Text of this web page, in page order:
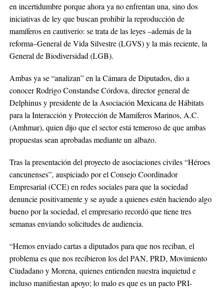
en incertidumbre porque ahora ya no enfrentan una, sino dos
iniciativas de ley que buscan prohibir la reproducción de
mamíferos en cautiverio: se trata de las leyes –además de la
reforma–General de Vida Silvestre (LGVS) y la más reciente, la
General de Biodiversidad (LGB).
Ambas ya se “analizan” en la Cámara de Diputados, dio a
conocer Rodrigo Constandse Córdova, director general de
Delphinus y presidente de la Asociación Mexicana de Hábitats
para la Interacción y Protección de Mamíferos Marinos, A.C.
(Amhmar), quien dijo que el sector está temeroso de que ambas
propuestas sean aprobadas mediante un albazo.
Tras la presentación del proyecto de asociaciones civiles “Héroes
cancunenses”, auspiciado por el Consejo Coordinador
Empresarial (CCE) en redes sociales para que la sociedad
denuncie positivamente y se ayude a quienes estén haciendo algo
bueno por la sociedad, el empresario recordó que tiene tres
semanas enviando solicitudes de audiencia.
“Hemos enviado cartas a diputados para que nos reciban, el
problema es que nos recibieron los del PAN, PRD, Movimiento
Ciudadano y Morena, quienes entienden nuestra inquietud e
incluso manifiestan apoyo; lo malo es que es un pacto PRI-